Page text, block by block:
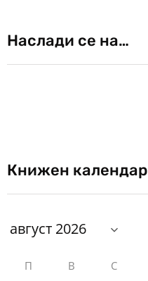
Наслади се на…
Книжен календар
П В С